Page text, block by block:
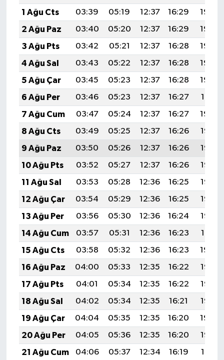
1 Ağu Cts
03:39 05:19 12:37 16:29
19:46
2 Ağu Paz
03:40 05:20 12:37 16:29
19:45
3 Ağu Pts
03:42 05:21 12:37 16:28
19:44
4 Ağu Sal
03:43 05:22 12:37 16:28
19:43
5 Ağu Çar
03:45 05:23 12:37 16:28
19:42
6 Ağu Per
03:46 05:23 12:37 16:27
19:41
7 Ağu Cum
03:47 05:24 12:37 16:27
19:39
8 Ağu Cts
03:49 05:25 12:37 16:26
19:38
9 Ağu Paz
03:50 05:26 12:37 16:26
19:37
10 Ağu Pts
03:52 05:27 12:37 16:26
19:36
11 Ağu Sal
03:53 05:28 12:36 16:25
19:35
12 Ağu Çar
03:54 05:29 12:36 16:25
19:33
13 Ağu Per
03:56 05:30 12:36 16:24
19:32
14 Ağu Cum
03:57 05:31 12:36 16:23
19:31
15 Ağu Cts
03:58 05:32 12:36 16:23
19:30
16 Ağu Paz
04:00 05:33 12:35 16:22
19:28
17 Ağu Pts
04:01 05:34 12:35 16:22
19:27
18 Ağu Sal
04:02 05:34 12:35 16:21
19:26
19 Ağu Çar
04:04 05:35 12:35 16:20
19:24
20 Ağu Per
04:05 05:36 12:35 16:20
19:23
21 Ağu Cum
04:06 05:37 12:34 16:19
19:21